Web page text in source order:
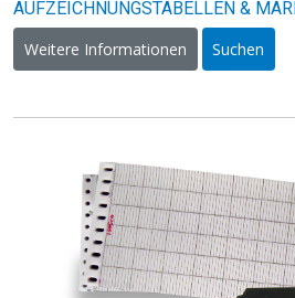
AUFZEICHNUNGSTABELLEN &
Weitere Informationen
Suchen